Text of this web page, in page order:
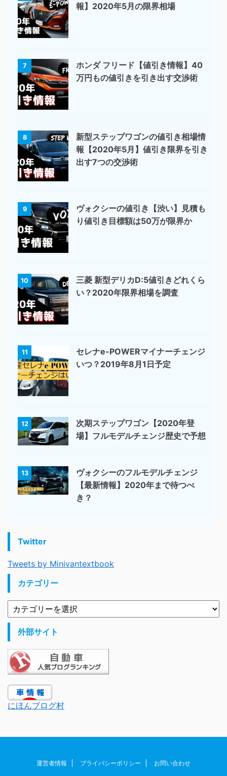
報】2020年5月の限界相場
7
ホンダ フリード【値引き情報】40
万円もの値引きを引き出す交渉術
8
新型ステップワゴンの値引き相場情
報【2020年5月】値引き限界を引き
出す7つの交渉術
9
ヴォクシーの値引き【渋い】見積も
り値引き目標額は50万が限界か
10
三菱 新型デリカD:5値引きどれくら
い？2020年限界相場を調査
11
セレナe-POWERマイナーチェンジ
いつ？2019年8月1日予定
12
次期ステップワゴン【2020年登
場】フルモデルチェンジ歴史で予想
13
ヴォクシーのフルモデルチェンジ
【最新情報】2020年まで待つべ
き？
Twitter
Tweets by Minivantextbook
カテゴリー
外部サイト
にほんブログ村
運営者情報 プライバシーポリシー お問い合わせ